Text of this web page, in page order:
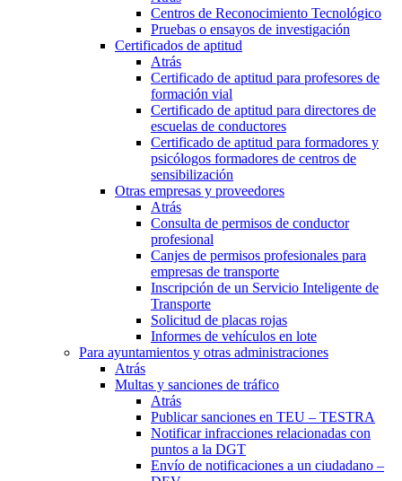
Centros de Reconocimiento Tecnológico
Pruebas o ensayos de investigación
Certificados de aptitud
Atrás
Certificado de aptitud para profesores de
formación vial
Certificado de aptitud para directores de
escuelas de conductores
Certificado de aptitud para formadores y
psicólogos formadores de centros de
sensibilización
Otras empresas y proveedores
Atrás
Consulta de permisos de conductor
profesional
Canjes de permisos profesionales para
empresas de transporte
Inscripción de un Servicio Inteligente de
Transporte
Solicitud de placas rojas
Informes de vehículos en lote
Para ayuntamientos y otras administraciones
Atrás
Multas y sanciones de tráfico
Atrás
Publicar sanciones en TEU – TESTRA
Notificar infracciones relacionadas con
puntos a la DGT
Envío de notificaciones a un ciudadano –